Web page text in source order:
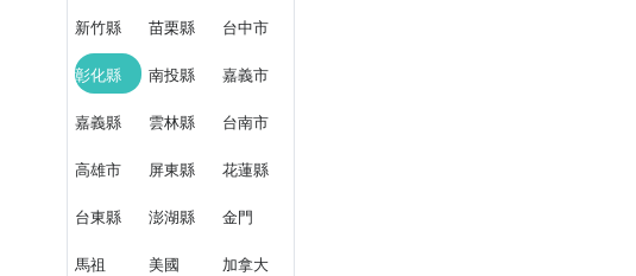
新竹縣 苗栗縣 台中市
彰化縣 南投縣 嘉義市
嘉義縣 雲林縣 台南市
高雄市 屏東縣 花蓮縣
台東縣 澎湖縣 金門
馬祖 美國 加拿大